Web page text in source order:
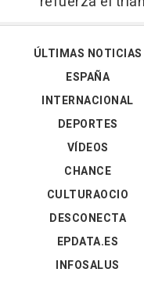
ÚLTIMAS NOTICIAS
ESPAÑA
INTERNACIONAL
DEPORTES
VÍDEOS
CHANCE
CULTURAOCIO
DESCONECTA
EPDATA.ES
INFOSALUS